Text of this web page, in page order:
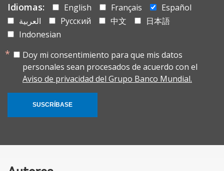
Idiomas: English Français
Español
العربية
Русский 中文
日本語
Indonesian
Doy mi consentimiento para que mis datos
personales sean procesados de acuerdo con el
Aviso de privacidad del Grupo Banco Mundial.
SUSCRÍBASE